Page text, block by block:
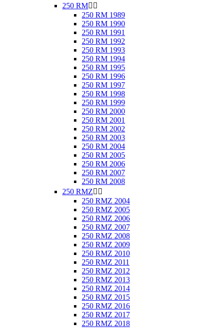
250 RM 
250 RM 1989
250 RM 1990
250 RM 1991
250 RM 1992
250 RM 1993
250 RM 1994
250 RM 1995
250 RM 1996
250 RM 1997
250 RM 1998
250 RM 1999
250 RM 2000
250 RM 2001
250 RM 2002
250 RM 2003
250 RM 2004
250 RM 2005
250 RM 2006
250 RM 2007
250 RM 2008
250 RMZ 
250 RMZ 2004
250 RMZ 2005
250 RMZ 2006
250 RMZ 2007
250 RMZ 2008
250 RMZ 2009
250 RMZ 2010
250 RMZ 2011
250 RMZ 2012
250 RMZ 2013
250 RMZ 2014
250 RMZ 2015
250 RMZ 2016
250 RMZ 2017
250 RMZ 2018